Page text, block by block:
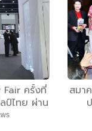
ครั้งที่
ป์ไทย ผ่าน
สมา